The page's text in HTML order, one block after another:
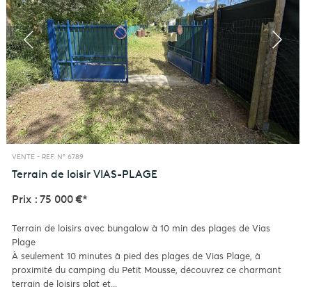
VENTE - REF. N° 6789
Terrain de loisir VIAS-PLAGE
Prix : 75 000 €*
Terrain de loisirs avec bungalow à 10 min des plages de Vias
Plage
À seulement 10 minutes à pied des plages de Vias Plage, à
proximité du camping du Petit Mousse, découvrez ce charmant
terrain de loisirs plat et...